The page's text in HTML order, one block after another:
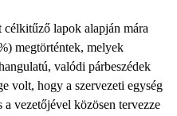
célkitűző lapok alapján mára
megtörténtek, melyek
valódi párbeszédek
volt, hogy a szervezeti egység
a vezetőjével közösen tervezze